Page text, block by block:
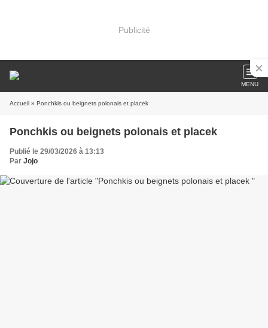
Publicité
MENU
Accueil » Ponchkis ou beignets polonais et placek
Ponchkis ou beignets polonais et placek
Publié le 29/03/2026 à 13:13
Par Jojo